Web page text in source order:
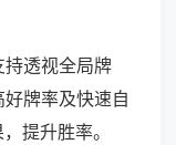
透视全局牌
牌率及快速自
提升胜率。